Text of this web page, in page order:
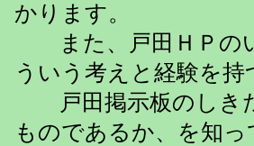
かります。
また、戸田ＨＰの
ういう考えと経験を
戸田掲示板のしき
ものであるか、を知